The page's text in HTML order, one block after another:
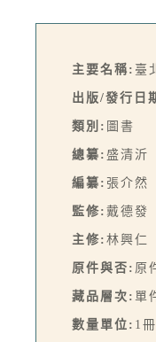
主要名稱: 臺
出版/發行日
類別: 圖書
總纂: 盛清沂
編纂: 張介然
監修: 戴德發
主修: 林興仁
原件與否: 原
藏品層次: 單
數量單位: 1冊